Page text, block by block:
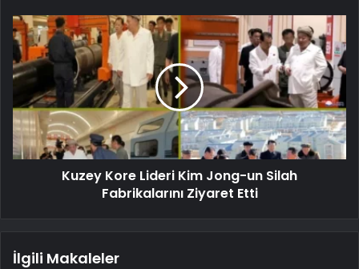
Kuzey Kore Lideri Kim Jong-un Silah
Fabrikalarını Ziyaret Etti
İlgili Makaleler